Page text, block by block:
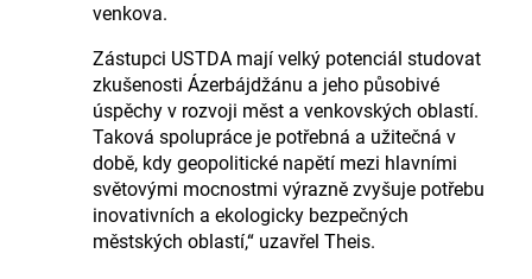
venkova.
Zástupci USTDA mají velký potenciál studovat
zkušenosti Ázerbájdžánu a jeho působivé
úspěchy v rozvoji měst a venkovských oblastí.
Taková spolupráce je potřebná a užitečná v
době, kdy geopolitické napětí mezi hlavními
světovými mocnostmi výrazně zvyšuje potřebu
inovativních a ekologicky bezpečných
městských oblastí,“ uzavřel Theis.